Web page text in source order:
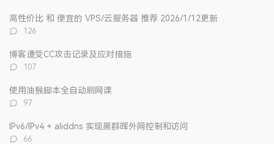
数：
高性价比 和 便宜的 VPS/云服务器 推荐 2026/1/12更新
评
数：
126
博客遭受CC攻击记录及应对措施
评
数：
107
使用油猴脚本全自动刷网课
评
数：
97
IPv6/IPv4 + aliddns 实现黑群晖外网控制和访问
评
66